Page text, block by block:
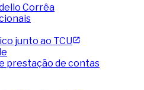
Corrêa
junto ao TCU
prestação de contas